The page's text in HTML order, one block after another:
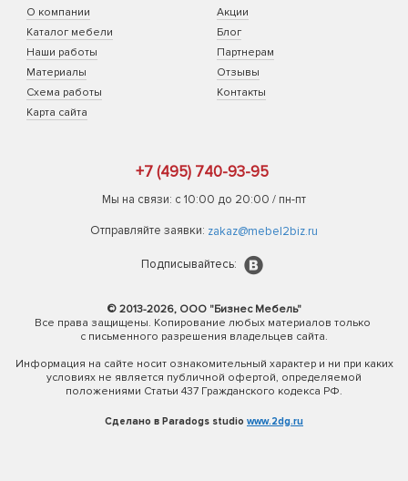
О компании
Каталог мебели
Наши работы
Материалы
Схема работы
Карта сайта
Акции
Блог
Партнерам
Отзывы
Контакты
+7 (495) 740-93-95
Мы на связи: с 10:00 до 20:00 / пн-пт
Отправляйте заявки: zakaz@mebel2biz.ru
Подписывайтесь:
© 2013-2026, ООО "Бизнес Мебель"
Все права защищены. Копирование любых материалов только
с письменного разрешения владельцев сайта.
Информация на сайте носит ознакомительный характер и ни при каких
условиях не является публичной офертой, определяемой
положениями Статьи 437 Гражданского кодекса РФ.
Сделано в Paradogs studio www.2dg.ru